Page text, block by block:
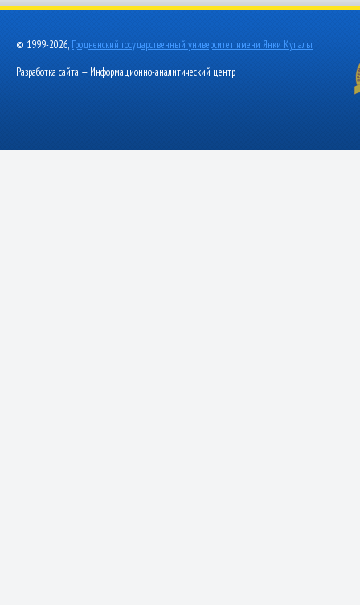
© 1999-2026, Гродненский государственный университет имени Янки Купалы
Разработка сайта — Информационно-аналитический центр